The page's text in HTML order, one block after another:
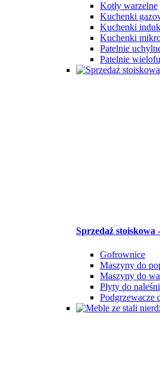
Kotły warzelne
Kuchenki
Kuchenki
Kuchenki
Patelnie
Patelnie
Sprzedaż stoiskowa
Gofrownice
Maszyny do
Maszyny do
Płyty do
Podgrzewacze